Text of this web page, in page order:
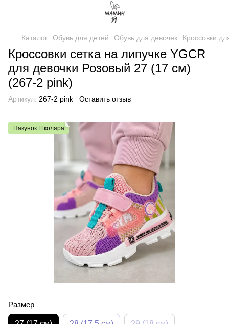
Каталог Обувь для детей Обувь для девочек Кроссовки
Кроссовки сетка на липучке YGCR
для девочки Розовый 27 (17 см)
(267-2 pink)
Артикул: 267-2 pink Оставить отзыв
Пакунок Школяра
Размер